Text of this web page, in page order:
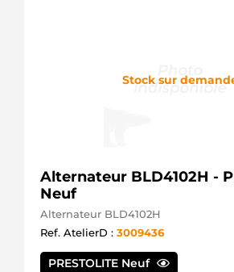
Stock sur
Alternateur BLD4102H -
Neuf
Alternateur BLD4102H
Ref. AtelierD : 3009436
PRESTOLITE Neuf